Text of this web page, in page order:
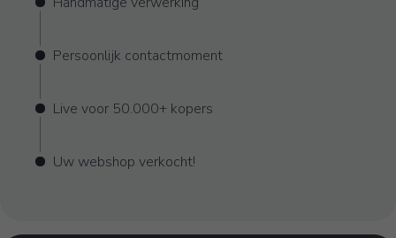
Persoonlijk contactmoment
Live voor 50.000+ kopers
Uw webshop verkocht!